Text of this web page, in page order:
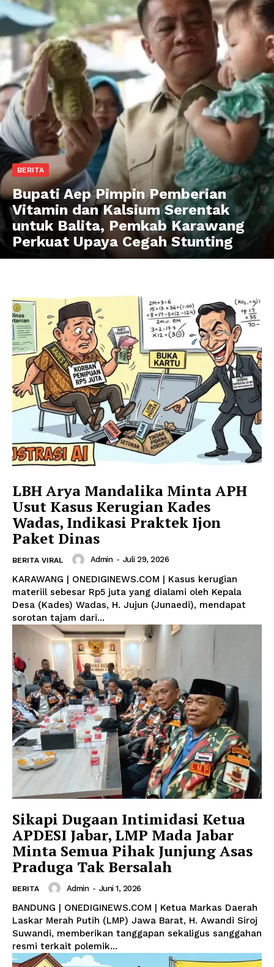
News Week
Magazine PRO
BERITA
Bupati Aep Pimpin Pemberian
Vitamin dan Kalsium Serentak
untuk Balita, Pemkab Karawang
Perkuat Upaya Cegah Stunting
LBH Arya Mandalika Minta APH
Usut Kasus Kerugian Kades
Wadas, Indikasi Praktek Ijon
Paket Dinas
BERITA VIRAL Admin - Juli 29, 2026
KARAWANG | ONEDIGINEWS.COM | Kasus kerugian
materiil sebesar Rp5 juta yang dialami oleh Kepala
Desa (Kades) Wadas, H. Jujun (Junaedi), mendapat
sorotan tajam dari...
Sikapi Dugaan Intimidasi Ketua
APDESI Jabar, LMP Mada Jabar
Minta Semua Pihak Junjung Asas
Praduga Tak Bersalah
BERITA Admin - Juni 1, 2026
​BANDUNG | ONEDIGINEWS.COM | Ketua Markas Daerah
Laskar Merah Putih (LMP) Jawa Barat, H. Awandi Siroj
Suwandi, memberikan tanggapan sekaligus sanggahan
resmi terkait polemik...